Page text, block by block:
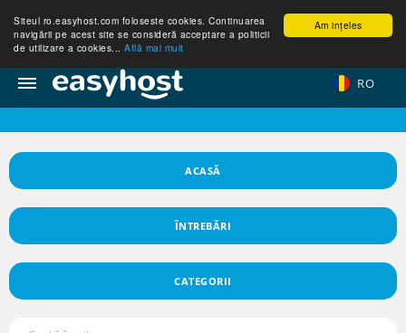
Am ințeles
Siteul ro.easyhost.com foloseste cookies. Continuarea
navigării pe acest site se consideră acceptare a politicii
de utilizare a cookies... Află mai mult
RO
ACASĂ
ÎNTREBĂRI
CATEGORII